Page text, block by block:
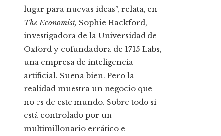
lugar para nuevas ideas”, relata, en
The Economist, Sophie Hack­ford,
investigadora de la Universidad de
Oxford y cofundadora de 1715 Labs,
una empresa de inteligencia
artificial. Suena bien. Pero la
realidad muestra un negocio que
no es de este mundo. Sobre todo si
está controlado por un
multimillonario errático e